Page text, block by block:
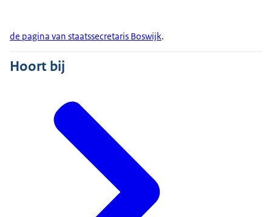
de pagina van staatssecretaris Boswijk.
Hoort bij